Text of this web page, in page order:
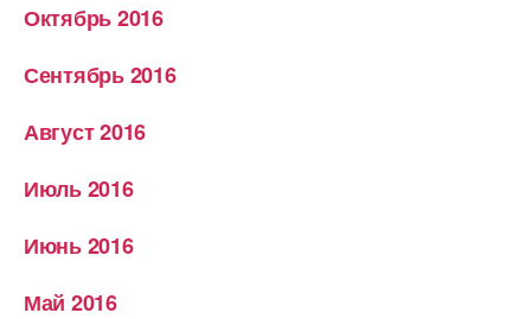
Октябрь 2016
Сентябрь 2016
Август 2016
Июль 2016
Июнь 2016
Май 2016